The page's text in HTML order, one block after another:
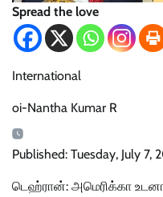
Spread the love
International
oi-Nantha Kumar R
Published: Tuesday, July 7,
டெஹ்ரான்: அமெரிக்கா